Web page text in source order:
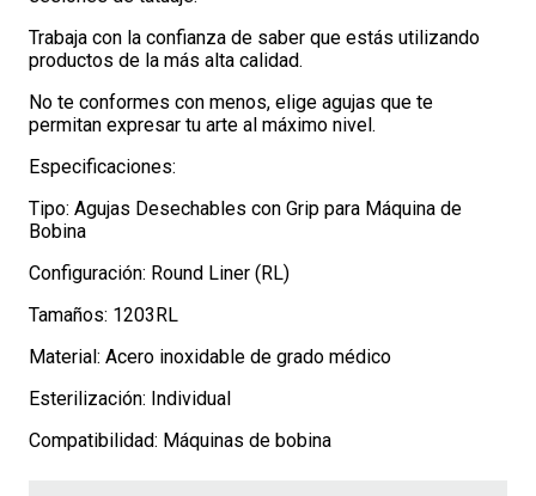
Trabaja con la confianza de saber que estás utilizando
productos de la más alta calidad.
No te conformes con menos, elige agujas que te
permitan expresar tu arte al máximo nivel.
Especificaciones:
Tipo: Agujas Desechables con Grip para Máquina de
Bobina
Configuración: Round Liner (RL)
Tamaños: 1203RL
Material: Acero inoxidable de grado médico
Esterilización: Individual
Compatibilidad: Máquinas de bobina